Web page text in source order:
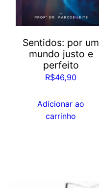
Sentidos: por um
mundo justo e
perfeito
R$46,90
Adicionar ao
carrinho